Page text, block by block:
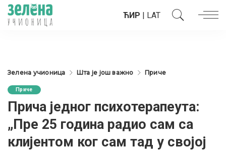
ЋИР | LAT
Зелена учионица Шта је још важно Приче
Приче
Прича једног психотерапеута:
„Пре 25 година радио сам са
клијентом ког сам тад у својој